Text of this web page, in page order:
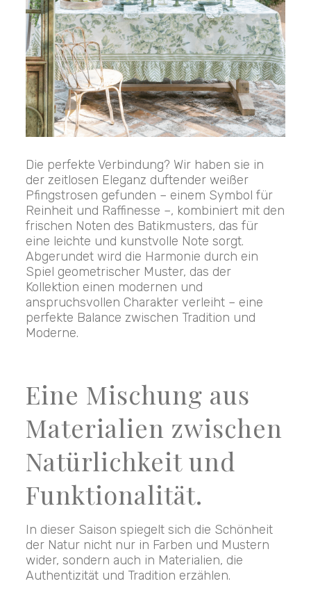
Die perfekte Verbindung? Wir haben sie in
der zeitlosen Eleganz duftender weißer
Pfingstrosen gefunden – einem Symbol für
Reinheit und Raffinesse –, kombiniert mit den
frischen Noten des Batikmusters, das für
eine leichte und kunstvolle Note sorgt.
Abgerundet wird die Harmonie durch ein
Spiel geometrischer Muster, das der
Kollektion einen modernen und
anspruchsvollen Charakter verleiht – eine
perfekte Balance zwischen Tradition und
Moderne.
Eine Mischung aus
Materialien zwischen
Natürlichkeit und
Funktionalität.
In dieser Saison spiegelt sich die Schönheit
der Natur nicht nur in Farben und Mustern
wider, sondern auch in Materialien, die
Authentizität und Tradition erzählen.